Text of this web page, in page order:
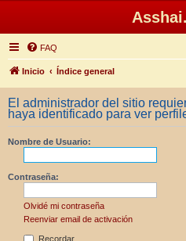
FAQ
Inicio Índice general
El administrador del sitio
haya identificado para ver
Nombre de Usuario:
Contraseña:
Olvidé mi contraseña
Reenviar email de activación
Recordar